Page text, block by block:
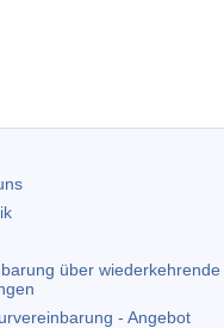
über wiederkehrende
- Angebot